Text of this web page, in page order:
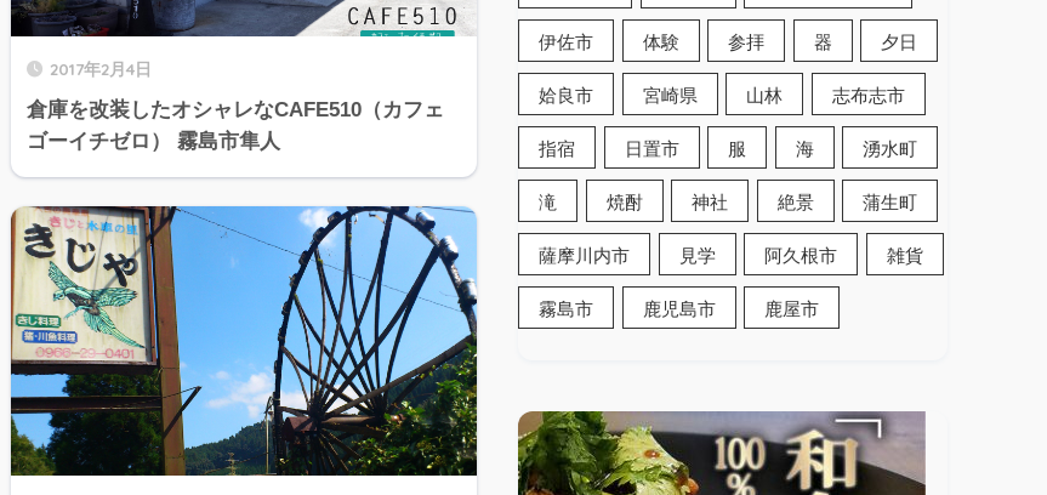
2017年2月4日
倉庫を改装したオシャレなCAFE510（カフェ
ゴーイチゼロ） 霧島市隼人
伊佐市 体験 参拝 器 夕日
姶良市 宮崎県 山林 志布志市
指宿 日置市 服 海 湧水町
滝 焼酎 神社 絶景 蒲生町
薩摩川内市 見学 阿久根市 雑貨
霧島市 鹿児島市 鹿屋市